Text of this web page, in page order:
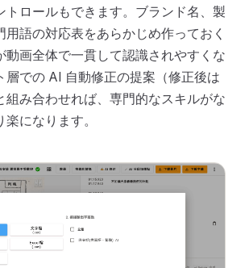
トロールもできます。ブランド名、製
語の対応表をあらかじめ作っておく
動画全体で一貫して認識されやすくな
層での AI 自動修正の提案（修正後は
組み合わせれば、専門的なスキルがな
になります。